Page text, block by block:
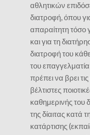
αθλητικών
διατροφή, όπου
απαραίτητη τόσο
και για τη
διατροφή του
του
πρέπει να βρει
βέλτιστες
καθημερινής του
της δίαιτας κατά
κατάρτισης